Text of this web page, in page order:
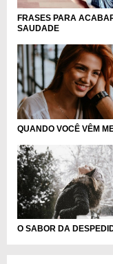
FRASES PARA
SAUDADE
QUANDO VOCÊ VÊM
O SABOR DA